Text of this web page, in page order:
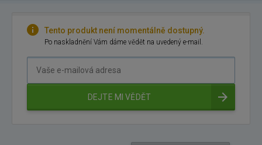
Tento produkt není momentálně dostupný.
Po naskladnění Vám dáme vědět na uvedený e-mail.
DEJTE MI VĚDĚT